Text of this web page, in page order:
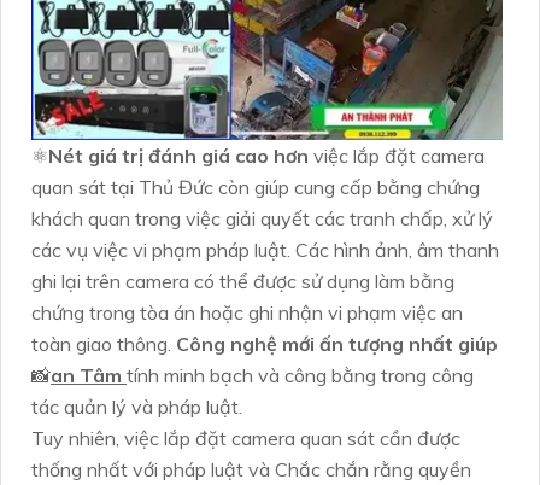
⚛️Nét giá trị đánh giá cao hơn việc lắp đặt camera
quan sát tại Thủ Đức còn giúp cung cấp bằng chứng
khách quan trong việc giải quyết các tranh chấp, xử lý
các vụ việc vi phạm pháp luật. Các hình ảnh, âm thanh
ghi lại trên camera có thể được sử dụng làm bằng
chứng trong tòa án hoặc ghi nhận vi phạm việc an
toàn giao thông. Công nghệ mới ấn tượng nhất giúp
📸an Tâm tính minh bạch và công bằng trong công
tác quản lý và pháp luật.
Tuy nhiên, việc lắp đặt camera quan sát cần được
thống nhất với pháp luật và Chắc chắn rằng quyền